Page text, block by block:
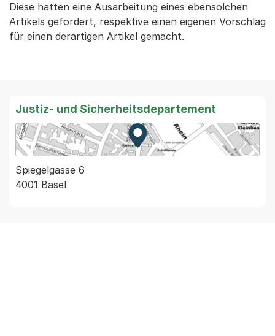
Diese hatten eine Ausarbeitung eines ebensolchen
Artikels gefordert, respektive einen eigenen Vorschlag
für einen derartigen Artikel gemacht.
Justiz- und Sicherheitsdepartement
Zur Karte von MapBS.
Externer Link, wird in einem
Spiegelgasse 6
4001 Basel